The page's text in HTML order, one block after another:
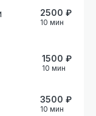
10 мин
2500 ₽
10 мин
1500 ₽
10 мин
3500 ₽